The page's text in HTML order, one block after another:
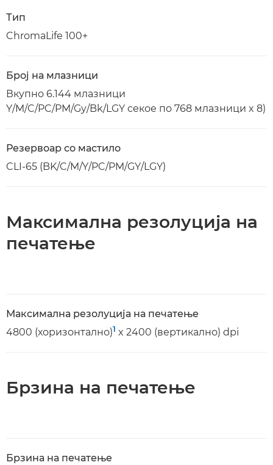
Тип
ChromaLife 100+
Број на млазници
Вкупно 6.144 млазници
Y/M/C/PC/PM/Gy/Bk/LGY секое по 768 млазници x 8)
Резервоар со мастило
CLI-65 (BK/C/M/Y/PC/PM/GY/LGY)
Максимална резолуција на
печатење
Максимална резолуција на печатење
4800 (хоризонтално)1 x 2400 (вертикално) dpi
Брзина на печатење
Брзина на печатење